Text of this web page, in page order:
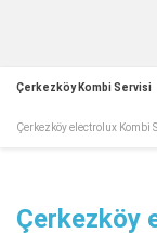
Çerkezköy Kombi Servisi
Çerkezköy electrolux Kombi
Çerkezköy